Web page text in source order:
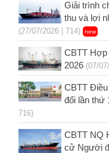
Giải trình
thu và lợi
(27/07/2026 | 714) new
CBTT Hợp
2026 (07/
CBTT
đổi lần thứ
716)
CBTT NQ
cử Người